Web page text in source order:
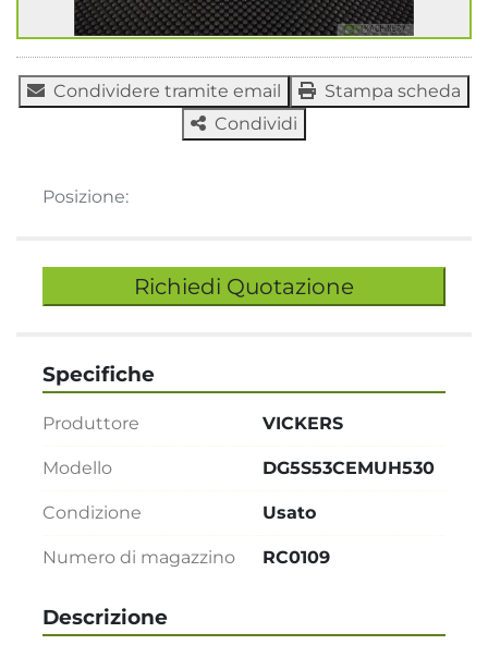
Condividere tramite email
Stampa scheda
Condividi
Posizione:
Richiedi Quotazione
Descrizione
Specifiche
Produttore VICKERS
Modello DG5S53CEMUH530
Condizione Usato
Numero di magazzino RC0109